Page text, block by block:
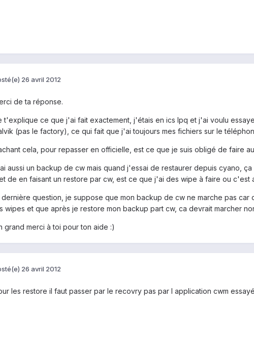
26 avril 2012
de ta réponse.
t'explique ce que j'ai fait exactement, j'étais en ics lpq et j'ai voulu
(pas le factory), ce qui fait que j'ai toujours mes fichiers sur le
cela, pour repasser en officielle, est ce que je suis obligé de faire
aussi un backup de cw mais quand j'essai de restaurer depuis cyano,
de en faisant un restore par cw, est ce que j'ai des wipe à faire ou c'est
dernière question, je suppose que mon backup de cw ne marche pas
wipes et que après je restore mon backup part cw, ca devrait marcher
grand merci à toi pour ton aide :)
26 avril 2012
les restore il faut passer par le recovry pas par l application cwm